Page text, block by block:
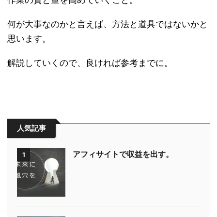
何が大事なのかと言えば、方法と道具ではないかと
思います。
解説していくので、良ければ参考までに。
人気記事
1 アフィサイトで収益を出す。